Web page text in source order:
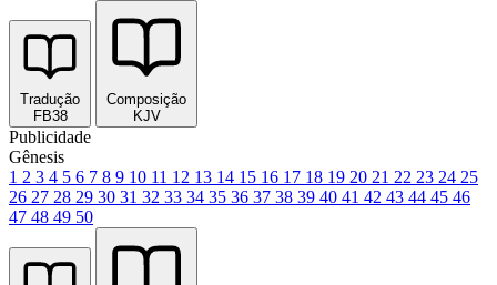
Tradução
FB38
Composição
KJV
Publicidade
Gênesis
1 2 3 4 5 6 7 8 9 10 11 12 13 14 15 16 17 18 19 20 21 22 23 24 25
26 27 28 29 30 31 32 33 34 35 36 37 38 39 40 41 42 43 44 45 46
47 48 49 50